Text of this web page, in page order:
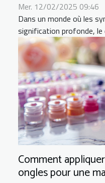
Mer. 12/02/2025 09:46
Dans un monde où les
signification profonde, le
Comment
ongles pour une